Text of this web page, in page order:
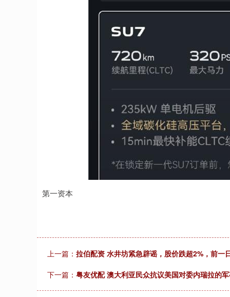
第一资本
上一篇： 拉伯配资 水井坊紧急辟谣，股价跌超2%，前一
下一篇： 粤友优配 澳大利亚民众抗议美国对委内瑞拉的